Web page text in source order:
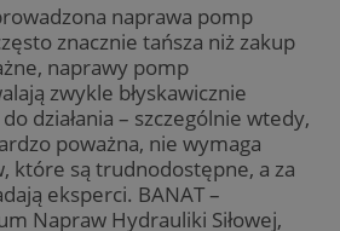
naprawa pomp
znacznie tańsza niż zakup
naprawy pomp
zwykle błyskawicznie
działania – szczególnie wtedy,
poważna, nie wymaga
które są trudnodostępne, a za
eksperci. BANAT –
Napraw Hydrauliki Siłowej,